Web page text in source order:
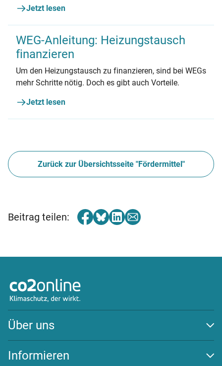
alles Wichtige zum Förderprogramm und den
Voraussetzungen.
Jetzt lesen
WEG-Anleitung: Heizungstausch
finanzieren
Um den Heizungstausch zu finanzieren, sind bei WEGs
mehr Schritte nötig. Doch es gibt auch Vorteile.
Jetzt lesen
Zurück zur Übersichtsseite "Fördermittel"
Beitrag teilen:
Über uns
Team
Transparenz
Informieren